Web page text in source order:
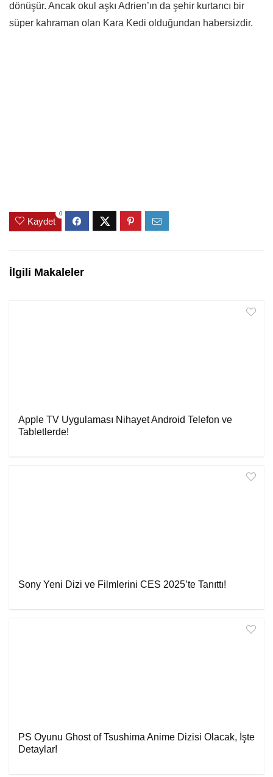
dönüşür. Ancak okul aşkı Adrien’ın da şehir kurtarıcı bir
süper kahraman olan Kara Kedi olduğundan habersizdir.
Kaydet
0
İlgili Makaleler
Apple TV Uygulaması Nihayet Android Telefon ve
Tabletlerde!
Sony Yeni Dizi ve Filmlerini CES 2025’te Tanıttı!
PS Oyunu Ghost of Tsushima Anime Dizisi Olacak, İşte
Detaylar!